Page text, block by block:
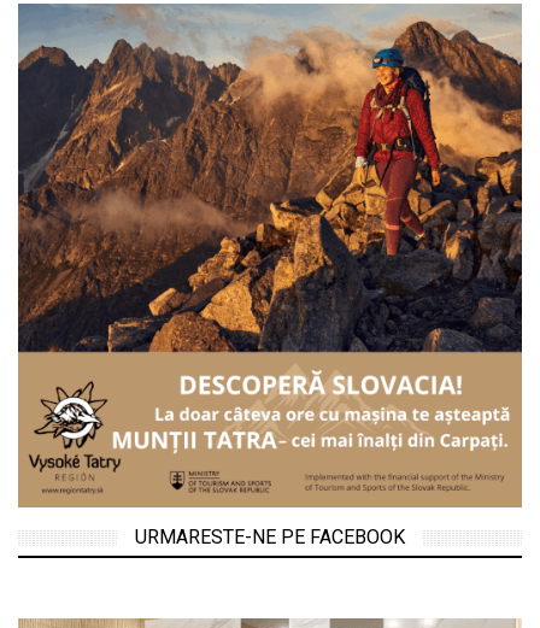
URMARESTE-NE PE FACEBOOK